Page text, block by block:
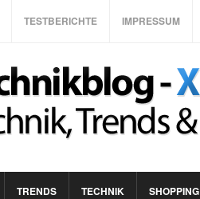
TESTBERICHTE IMPRESSUM
TRENDS TECHNIK SHOPPING